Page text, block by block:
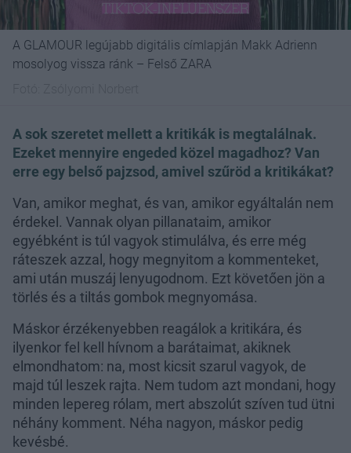
A GLAMOUR legújabb digitális címlapján Makk Adrienn
mosolyog vissza ránk – Felső ZARA
A sok szeretet mellett a kritikák is megtalálnak.
Ezeket mennyire engeded közel magadhoz? Van
erre egy belső pajzsod, amivel szűröd a kritikákat?
Van, amikor meghat, és van, amikor egyáltalán nem
érdekel. Vannak olyan pillanataim, amikor
egyébként is túl vagyok stimulálva, és erre még
ráteszek azzal, hogy megnyitom a kommenteket,
ami után muszáj lenyugodnom. Ezt követően jön a
törlés és a tiltás gombok megnyomása.
Máskor érzékenyebben reagálok a kritikára, és
ilyenkor fel kell hívnom a barátaimat, akiknek
elmondhatom: na, most kicsit szarul vagyok, de
majd túl leszek rajta. Nem tudom azt mondani, hogy
minden lepereg rólam, mert abszolút szíven tud ütni
néhány komment. Néha nagyon, máskor pedig
kevésbé.